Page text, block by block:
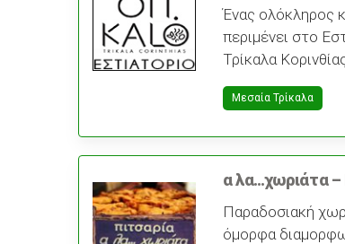
Ένας ολόκληρος
περιμένει στο
Τρίκαλα
Μεσαία Τρίκαλα
α λα…χωριάτα –
Παραδοσιακή
όμορφα